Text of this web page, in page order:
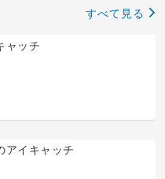
基本が身につくと更に楽
しくなっていきますよ😊
すべて見る